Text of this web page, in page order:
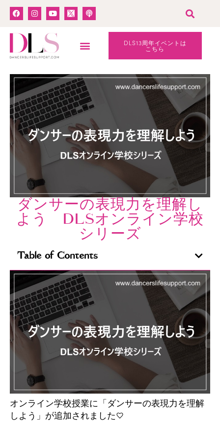
DLS13周年イベントは
こちら
ダンサーの表現力を理解し
よう DLSオンライン学校
シリーズ
Table of Contents
オンライン学校授業に「ダンサーの表現力を理解
しよう」が追加されました♡